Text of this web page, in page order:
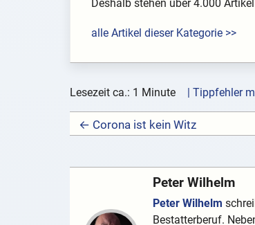
Deshalb stehen über 4.000
alle Artikel dieser Kategorie >>
Lesezeit ca.: 1 Minute | Tippfehler
← Corona ist kein Witz
Peter Wilhelm
Peter Wilhelm
Bestatterberuf.